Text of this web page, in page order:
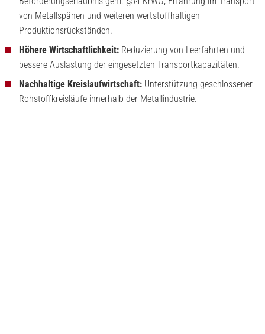
von Metallspänen und weiteren wertstoffhaltigen
Produktionsrückständen.
Höhere Wirtschaftlichkeit: Reduzierung von Leerfahrten und
bessere Auslastung der eingesetzten Transportkapazitäten.
Nachhaltige Kreislaufwirtschaft: Unterstützung geschlossener
Rohstoffkreisläufe innerhalb der Metallindustrie.